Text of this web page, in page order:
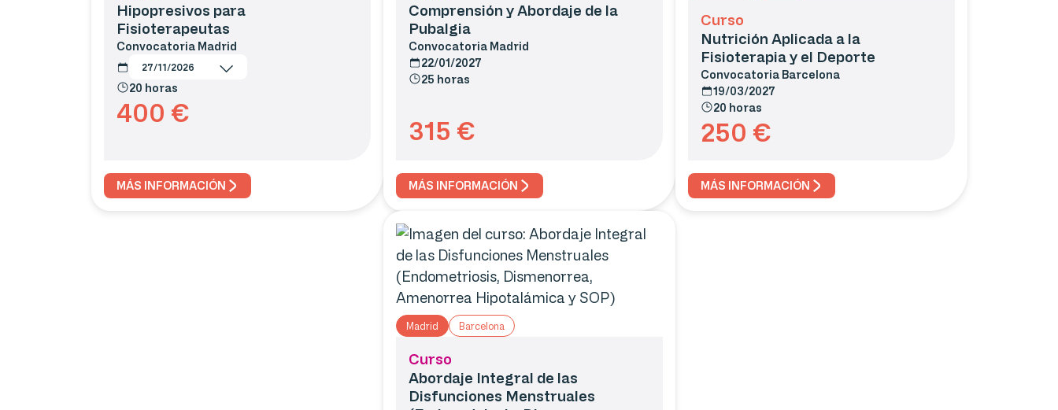
Hipopresivos para
Fisioterapeutas
Convocatoria Madrid
27/11/2026
20 horas
400 €
MÁS INFORMACIÓN
Comprensión y Abordaje de la
Pubalgia
Convocatoria Madrid
22/01/2027
25 horas
315 €
MÁS INFORMACIÓN
Curso
Nutrición Aplicada a la
Fisioterapia y el Deporte
Convocatoria Barcelona
19/03/2027
20 horas
250 €
MÁS INFORMACIÓN
Madrid Barcelona
Curso
Abordaje Integral de las
Disfunciones Menstruales